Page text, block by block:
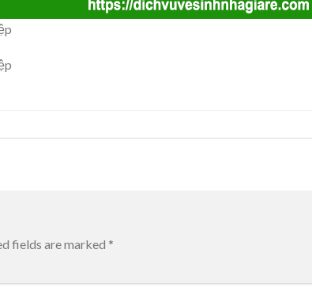
fields are marked *